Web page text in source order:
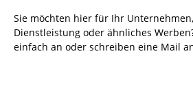
Sie möchten hier für Ihr
Dienstleistung oder ähnliches
einfach an oder schreiben eine Mail